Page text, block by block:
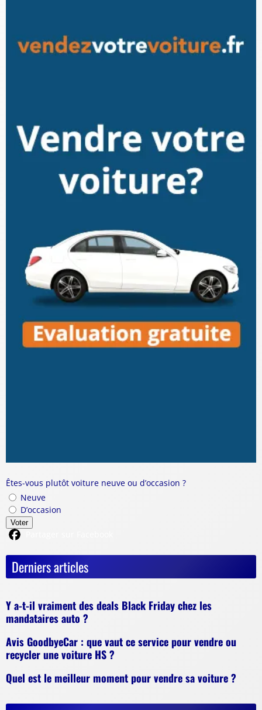
Êtes-vous plutôt voiture neuve ou d’occasion ?
Neuve
D’occasion
Voter
Derniers articles
Y a-t-il vraiment des deals Black Friday chez les
mandataires auto ?
Avis GoodbyeCar : que vaut ce service pour vendre ou
recycler une voiture HS ?
Quel est le meilleur moment pour vendre sa voiture ?